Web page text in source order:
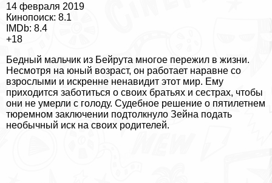
14 февраля 2019
Кинопоиск: 8.1
IMDb: 8.4
+18
Бедный мальчик из Бейрута многое пережил в жизни.
Несмотря на юный возраст, он работает наравне со
взрослыми и искренне ненавидит этот мир. Ему
приходится заботиться о своих братьях и сестрах, чтобы
они не умерли с голоду. Судебное решение о пятилетнем
тюремном заключении подтолкнуло Зейна подать
необычный иск на своих родителей.